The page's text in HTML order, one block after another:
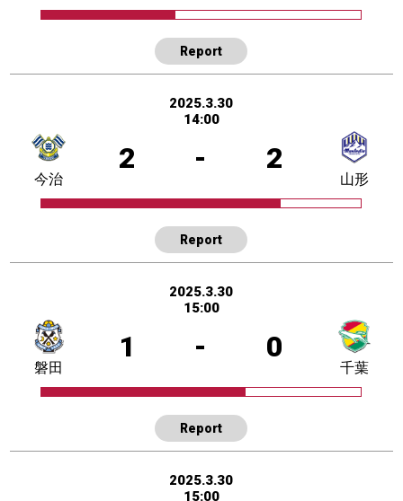
Report
2025.3.30
14:00
2 - 2
今治 山形
Report
2025.3.30
15:00
1 - 0
磐田 千葉
Report
2025.3.30
15:00